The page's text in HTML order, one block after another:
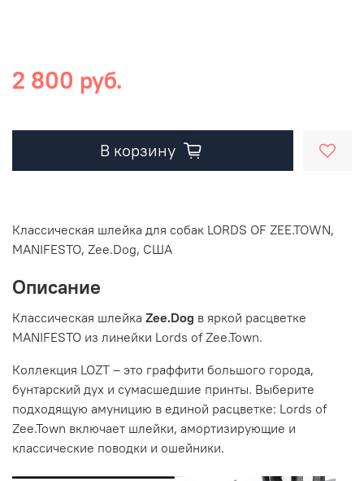
2 800 руб.
В корзину
Классическая шлейка для собак LORDS OF ZEE.TOWN,
MANIFESTO, Zee.Dog, США
Описание
Классическая шлейка Zee.Dog в яркой расцветке
MANIFESTO из линейки Lords of Zee.Town.
Коллекция LOZT – это граффити большого города,
бунтарский дух и сумасшедшие принты. Выберите
подходящую амуницию в единой расцветке: Lords of
Zee.Town включает шлейки, амортизирующие и
классические поводки и ошейники.